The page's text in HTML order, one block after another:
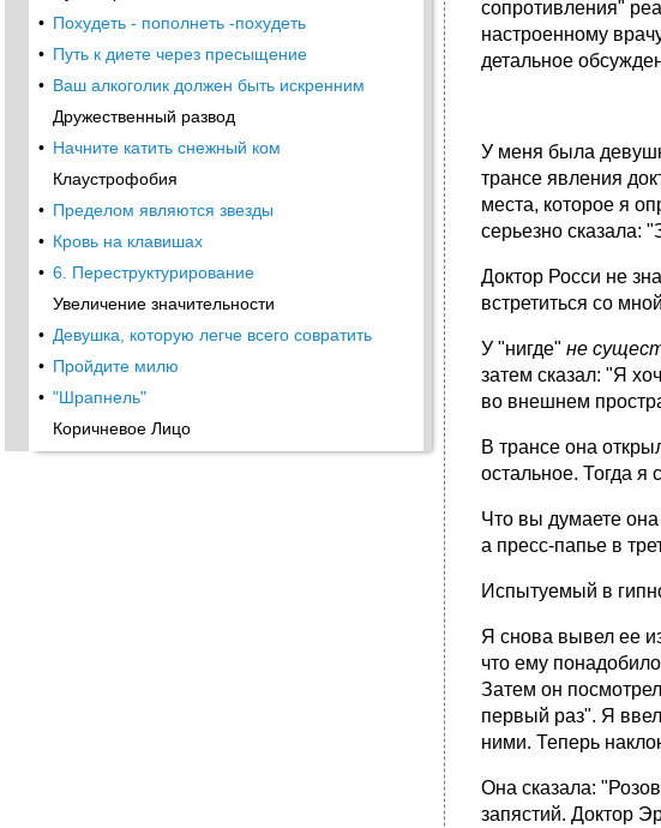
• Похудеть - пополнеть -похудеть
• Путь к диете через пресыщение
• Ваш алкоголик должен быть искренним
Дружественный развод
• Начните катить снежный ком
Клаустрофобия
• Пределом являются звезды
• Кровь на клавишах
• 6. Переструктурирование
Увеличение значительности
• Девушка, которую легче всего совратить
• Пройдите милю
• "Шрапнель"
Коричневое Лицо
• Псориаз
сопротивления"
настроенному
детальное
У меня была
трансе явления
места, которое я
серьезно сказала:
Доктор Росси не
встретиться со
У "нигде" не
затем сказал: "Я
во внешнем
В трансе она
остальное. Тогда я
Что вы думаете
а пресс-папье в
Испытуемый в
Я снова вывел ее
что ему
Затем он
первый раз". Я ввел
ними. Теперь
Она сказала:
запястий. Доктор